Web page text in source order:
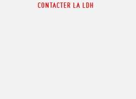
CONTACTER LA LDH